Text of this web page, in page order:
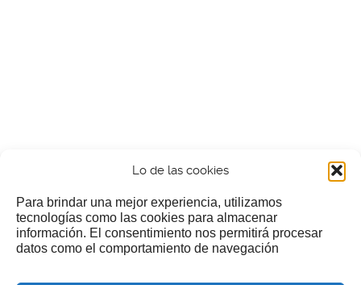
Lo de las cookies
Para brindar una mejor experiencia, utilizamos
tecnologías como las cookies para almacenar
información. El consentimiento nos permitirá procesar
datos como el comportamiento de navegación
¿Nos invitas a un cafecillo?